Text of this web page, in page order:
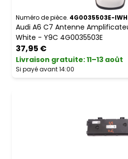
Numéro de pièce. 4G0035503E-IWH
Audi A6 C7 Antenne
White - Y9C 4G0035503E
37,95 €
Livraison gratuite:11–13 août
Si payé avant 14:00